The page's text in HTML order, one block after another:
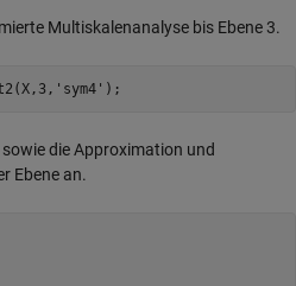
Multiskalenanalyse bis Ebene 3.
'sym4' );
die Approximation und
Ebene an.